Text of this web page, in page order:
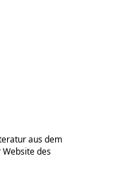
aus dem
des